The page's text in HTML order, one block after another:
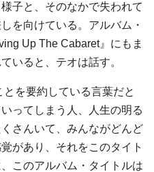
子と、そのなかで失われて
を向けている。アルバム・
Up The Cabaret』にもま
いると、テオは話す。
を要約している言葉だと
ってしまう人、人生の明る
さんいて、みんながどんど
があり、それをこのタイト
このアルバム・タイトルは